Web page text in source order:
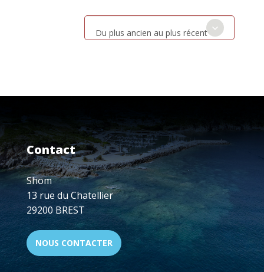
Du plus ancien au plus récent
Contact
Shom
13 rue du Chatellier
29200 BREST
NOUS CONTACTER